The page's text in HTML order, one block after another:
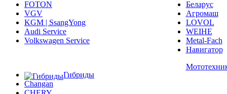
FOTON
VGV
KGM | SsangYong
Audi Service
Volkswagen Service
Гибриды
Changan
Беларус
Агромаш
LOVOL
WEIHE
Metal-Fach
Навигатор